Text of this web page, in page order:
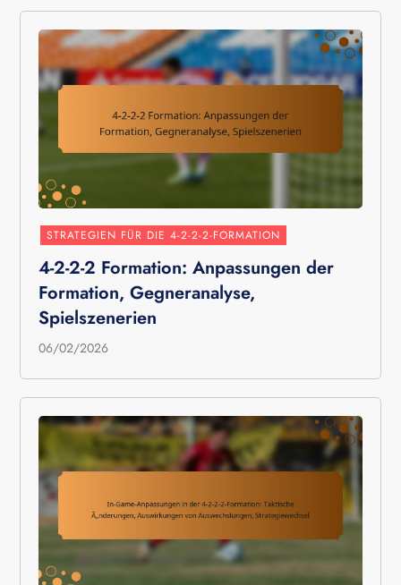
STRATEGIEN FÜR DIE 4-2-2-2-FORMATION
4-2-2-2 Formation: Anpassungen der
Formation, Gegneranalyse,
Spielszenerien
06/02/2026